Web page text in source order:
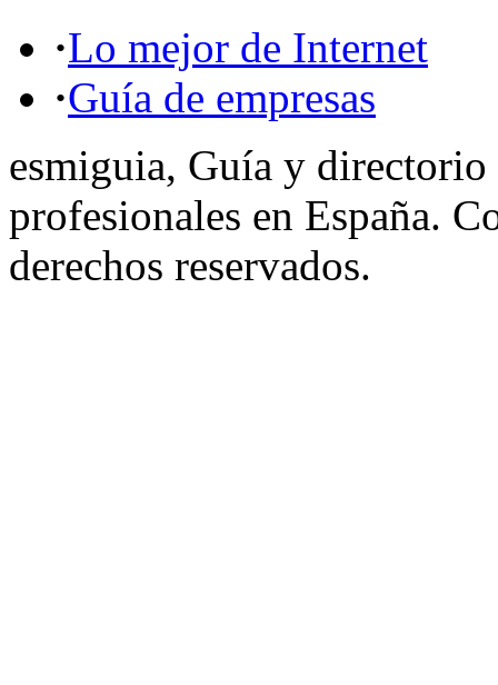
·Lo mejor de Internet
·Guía de empresas
esmiguia, Guía y directorio
profesionales en España.
derechos reservados.